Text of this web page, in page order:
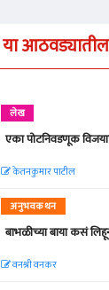
या
लेख
एका पोटनिवडणूक
केतनकुमार पाटील
अनुभवकथन
बाभळीच्या बाया कसं
वनश्री वनकर